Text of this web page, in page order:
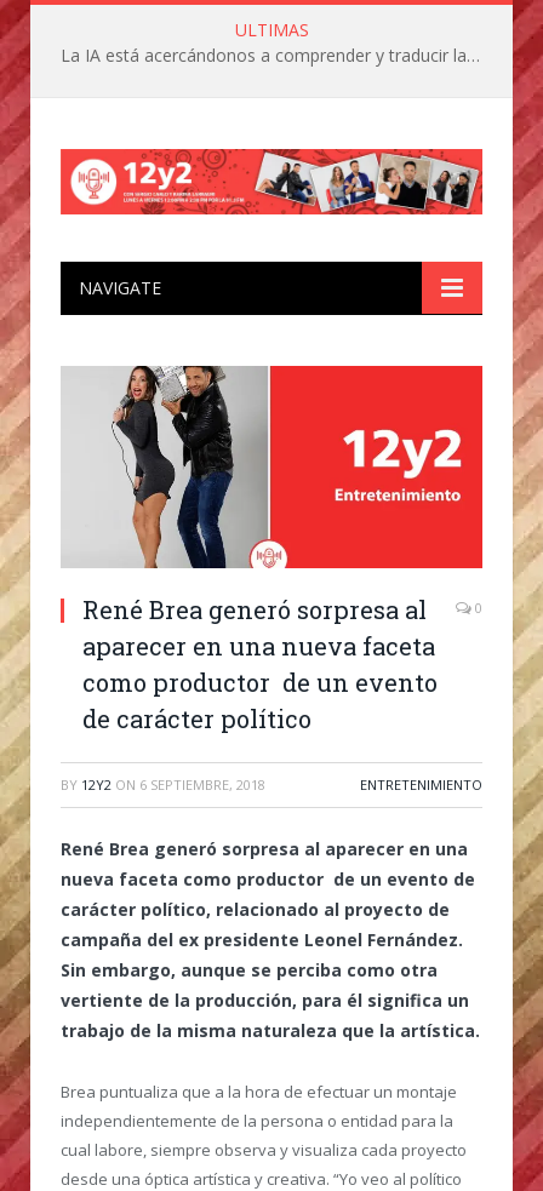
ULTIMAS
La IA está acercándonos a comprender y traducir las vocalizaciones y comportamientos de nuestras mascotas
NAVIGATE
René Brea generó sorpresa al
aparecer en una nueva faceta
como productor de un evento
de carácter político
0
BY 12Y2 ON 6 SEPTIEMBRE, 2018 ENTRETENIMIENTO
René Brea generó sorpresa al aparecer en una
nueva faceta como productor de un evento de
carácter político, relacionado al proyecto de
campaña del ex presidente Leonel Fernández.
Sin embargo, aunque se perciba como otra
vertiente de la producción, para él significa un
trabajo de la misma naturaleza que la artística.
Brea puntualiza que a la hora de efectuar un montaje
independientemente de la persona o entidad para la
cual labore, siempre observa y visualiza cada proyecto
desde una óptica artística y creativa. “Yo veo al político